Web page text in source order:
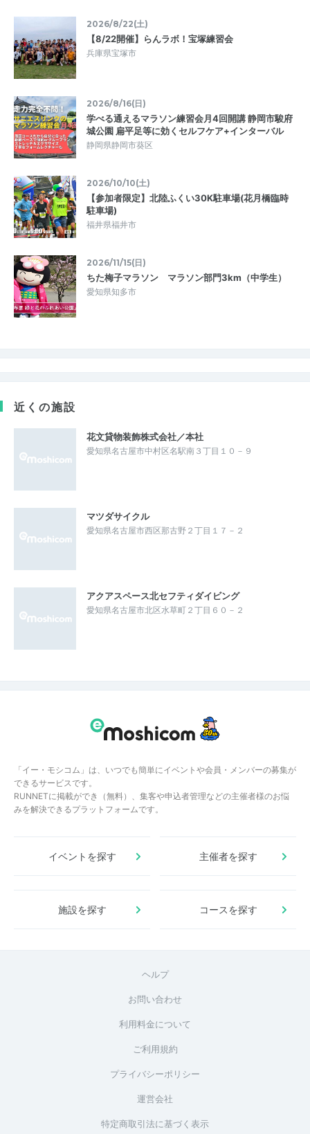
2026/8/22(土)
【8/22開催】らんラボ！宝塚練習会
兵庫県宝塚市
2026/8/16(日)
学べる通えるマラソン練習会月4回開講 静岡市駿府
城公園 扁平足等に効くセルフケア+インターバル
静岡県静岡市葵区
2026/10/10(土)
【参加者限定】北陸ふくい30K駐車場(花月橋臨時
駐車場)
福井県福井市
2026/11/15(日)
ちた梅子マラソン マラソン部門3km（中学生）
愛知県知多市
近くの施設
花文貸物装飾株式会社／本社
愛知県名古屋市中村区名駅南３丁目１０－９
マツダサイクル
愛知県名古屋市西区那古野２丁目１７－２
アクアスペース北セフティダイビング
愛知県名古屋市北区水草町２丁目６０－２
「イー・モシコム」は、いつでも簡単にイベントや会員・メンバーの募集が
できるサービスです。
RUNNETに掲載ができ（無料）、集客や申込者管理などの主催者様のお悩
みを解決できるプラットフォームです。
イベントを探す 主催者を探す
施設を探す コースを探す
ヘルプ
お問い合わせ
利用料金について
ご利用規約
プライバシーポリシー
運営会社
特定商取引法に基づく表示